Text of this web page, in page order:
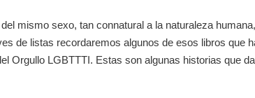
mismo sexo, tan connatural a la naturaleza
de listas recordaremos algunos de esos libros que
Orgullo LGBTTTI. Estas son algunas historias que